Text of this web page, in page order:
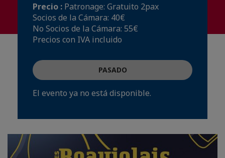
Precio : Patronage: Gratuito 2pax
Socios de la Cámara: 40€
No Socios de la Cámara: 55€
Precios con IVA incluido
PASADO
El evento ya no está disponible.